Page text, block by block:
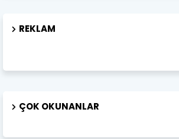
REKLAM
ÇOK OKUNANLAR